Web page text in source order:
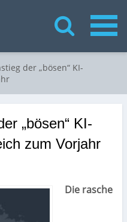
der „bösen“ KI-
„bösen“ KI-
zum Vorjahr
Die rasche